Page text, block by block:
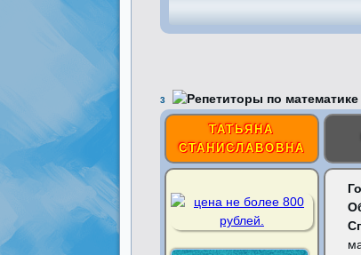
3
ТАТЬЯНА
СТАНИСЛАВОВНА